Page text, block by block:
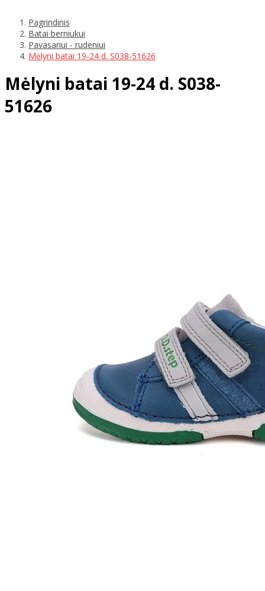
Pagrindinis
Batai berniukui
Pavasariui - rudeniui
Mėlyni batai 19-24 d. S038-51626
Mėlyni batai 19-24 d. S038-
51626